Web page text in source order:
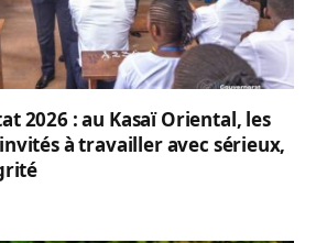
2026 : au Kasaï Oriental, les
à travailler avec sérieux,